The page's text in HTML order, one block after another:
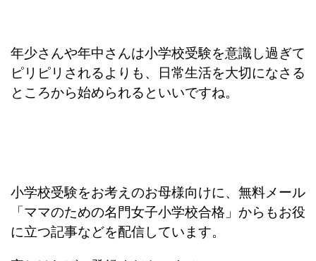
年少さんや年中さんは小学校受験を意識し過ぎて
ピリピリされるよりも、日常生活を大切になさる
ところから始められるといいですね。
小学校受験をお考えのお母様向けに、無料メール
「ママのための名門女子小学校合格」からもお役
に立つ記事などを配信しています。